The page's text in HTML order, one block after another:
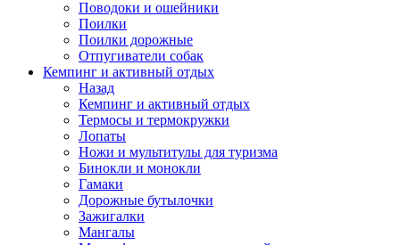
Поводоки и ошейники
Поилки
Поилки дорожные
Отпугиватели собак
Кемпинг и активный отдых
Назад
Кемпинг и активный отдых
Термосы и термокружки
Лопаты
Ножи и мультитулы для туризма
Бинокли и монокли
Гамаки
Дорожные бутылочки
Зажигалки
Мангалы